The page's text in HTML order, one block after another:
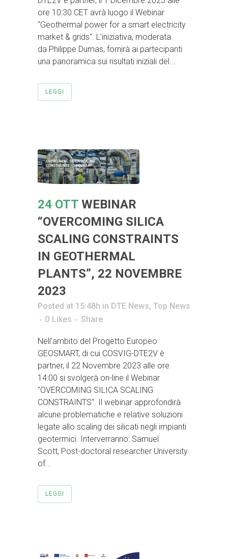
ore 10:30 CET avrà luogo il Webinar
"Geothermal power for a smart electricity
market & grids". L'iniziativa, moderata
da Philippe Dumas, fornirà ai partecipanti
una panoramica sui risultati iniziali del...
LEGGI
24 OTT WEBINAR
“OVERCOMING SILICA
SCALING CONSTRAINTS
IN GEOTHERMAL
PLANTS”, 22 NOVEMBRE
2023
Posted at 15:48h in DTE News, Top News
0 Likes Share
Nell'ambito del Progetto Europeo
GEOSMART, di cui COSVIG-DTE2V è
partner, il 22 Novembre 2023 alle ore
14:00 si svolgerà on-line il Webinar
"OVERCOMING SILICA SCALING
CONSTRAINTS". Il webinar approfondirà
alcune problematiche e relative soluzioni
legate allo scaling dei silicati negli impianti
geotermici. Interverranno: Samuel
Scott, Post-doctoral researcher University
of...
LEGGI